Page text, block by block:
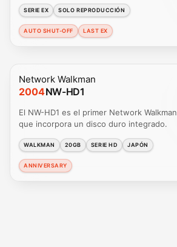
SERIE EX SOLO REPRODUCCIÓN
AUTO SHUT-OFF LAST EX
Network Walkman
2004NW-HD1
El NW-HD1 es el primer Network Walkman
que incorpora un disco duro integrado.
WALKMAN 20GB SERIE HD JAPÓN
ANNIVERSARY